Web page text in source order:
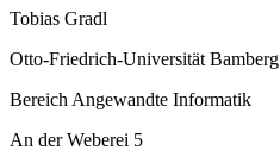
Tobias Gradl
Otto-Friedrich-Universität Bamberg
Bereich Angewandte Informatik
An der Weberei 5